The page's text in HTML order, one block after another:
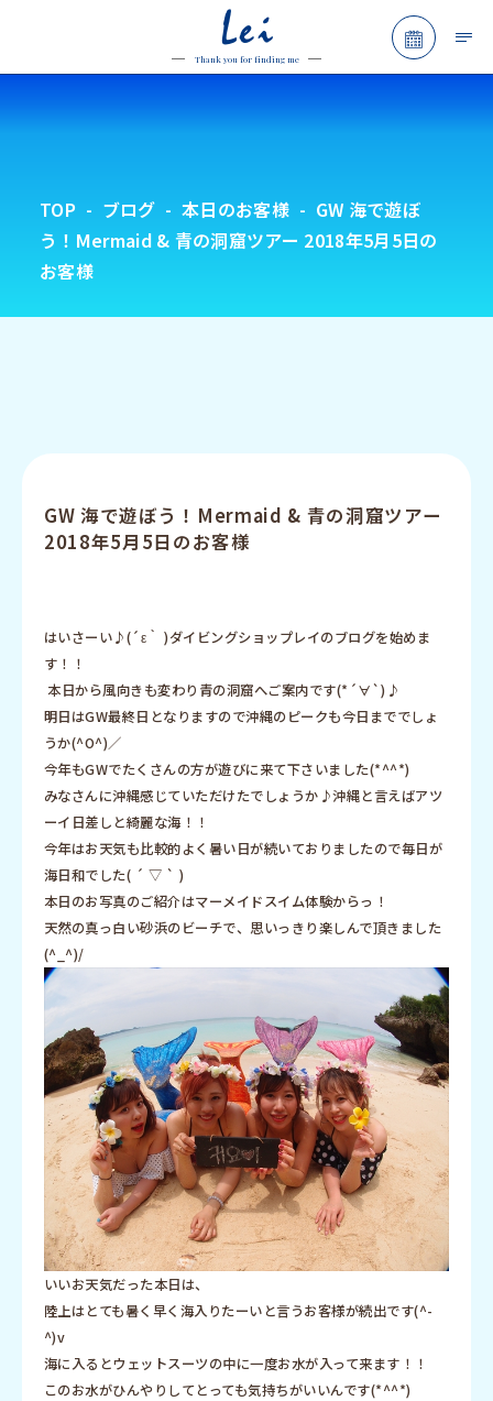
Lei
Thank you for finding me
予約フ
TOP ブログ 本日のお客様
GW 海で遊ぼ
う！Mermaid & 青の洞窟ツアー 2018年5月5日の
お客様
GW 海で遊ぼう！Mermaid & 青の洞窟ツアー
2018年5月5日のお客様
はいさーい♪(´ε｀ )ダイビングショップレイのブログを始めま
す！！
本日から風向きも変わり青の洞窟へご案内です(*´∀`)♪
明日はGW最終日となりますので沖縄のピークも今日まででしょ
うか(^O^)／
今年もGWでたくさんの方が遊びに来て下さいました(*^^*)
みなさんに沖縄感じていただけたでしょうか♪沖縄と言えばアツ
ーイ日差しと綺麗な海！！
今年はお天気も比較的よく暑い日が続いておりましたので毎日が
海日和でした( ´ ▽ ` )
本日のお写真のご紹介はマーメイドスイム体験からっ！
天然の真っ白い砂浜のビーチで、思いっきり楽しんで頂きました
(^_^)/
いいお天気だった本日は、
陸上はとても暑く早く海入りたーいと言うお客様が続出です(^-
^)v
海に入るとウェットスーツの中に一度お水が入って来ます！！
このお水がひんやりしてとっても気持ちがいいんです(*^^*)